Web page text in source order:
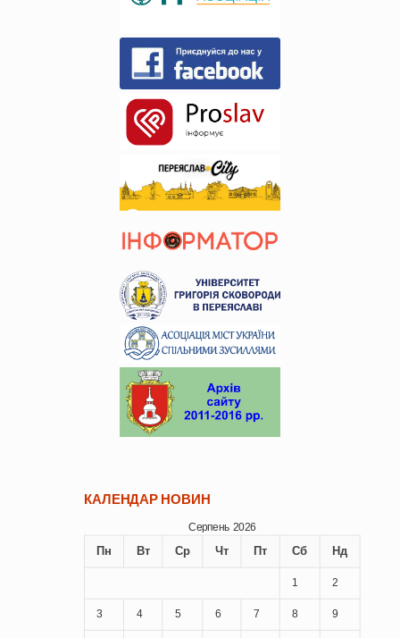
КАЛЕНДАР НОВИН
Серпень 2026
Пн Вт Ср Чт Пт Сб Нд
1 2
3 4 5 6 7 8 9